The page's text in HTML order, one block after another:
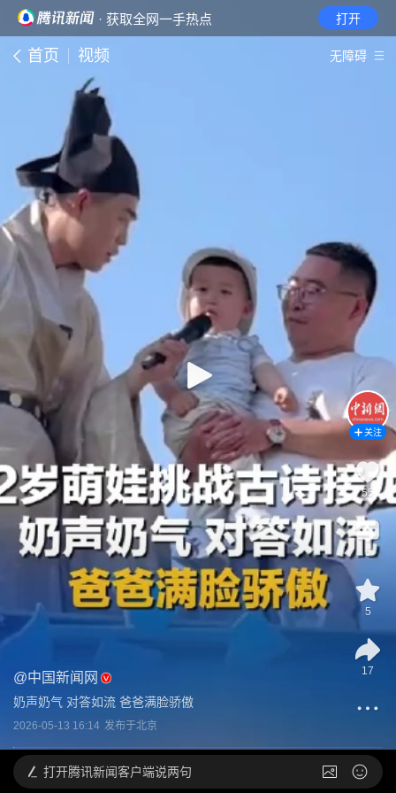
· 获取全网一手热点 打开
首页 视频 无障碍
@中国新闻网
奶声奶气 对答如流 爸爸满脸骄傲
2026-05-13 16:14 发布于北京
关注
55
5
5
17
打开腾讯新闻客户端说两句